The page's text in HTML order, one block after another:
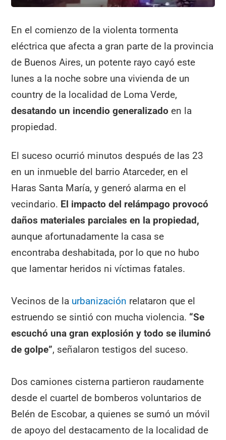
En el comienzo de la violenta tormenta
eléctrica que afecta a gran parte de la provincia
de Buenos Aires, un potente rayo cayó este
lunes a la noche sobre una vivienda de un
country de la localidad de Loma Verde,
desatando un incendio generalizadoen la
propiedad.
El suceso ocurrió minutos después de las 23
en un inmueble del barrio Atarceder, en el
Haras Santa María, y generó alarma en el
vecindario. El impacto del relámpago provocó
daños materiales parciales en la propiedad,
aunque afortunadamente la casa se
encontraba deshabitada, por lo que no hubo
que lamentar heridos ni víctimas fatales.
Vecinos de la urbanización relataron que el
estruendo se sintió con mucha violencia. “Se
escuchó una gran explosión y todo se iluminó
de golpe”, señalaron testigos del suceso.
Dos camiones cisterna partieron raudamente
desde el cuartel de bomberos voluntarios de
Belén de Escobar, a quienes se sumó un móvil
de apoyo del destacamento de la localidad de